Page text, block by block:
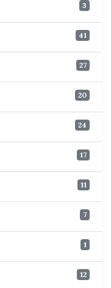
3
41
27
20
24
17
11
7
1
12